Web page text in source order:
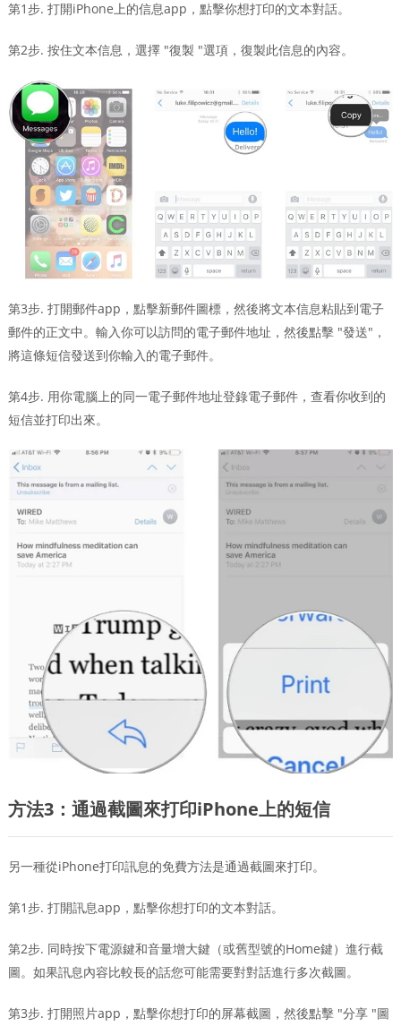
第1步. 打開iPhone上的信息app，點擊你想打印的文本對話。
第2步. 按住文本信息，選擇 "復製 "選項，復製此信息的內容。
第3步. 打開郵件app，點擊新郵件圖標，然後將文本信息粘貼到電子
郵件的正文中。輸入你可以訪問的電子郵件地址，然後點擊 "發送"，
將這條短信發送到你輸入的電子郵件。
第4步. 用你電腦上的同一電子郵件地址登錄電子郵件，查看你收到的
短信並打印出來。
方法3：通過截圖來打印iPhone上的短信
另一種從iPhone打印訊息的免費方法是通過截圖來打印。
第1步. 打開訊息app，點擊你想打印的文本對話。
第2步. 同時按下電源鍵和音量增大鍵（或舊型號的Home鍵）進行截
圖。如果訊息內容比較長的話您可能需要對對話進行多次截圖。
第3步. 打開照片app，點擊你想打印的屏幕截圖，然後點擊 "分享 "圖